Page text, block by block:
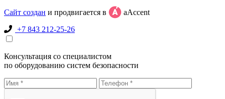
Сайт создан и продвигается в
aAccent
+7 843 212-25-26
Консультация со специалистом
по оборудованию систем безопасности